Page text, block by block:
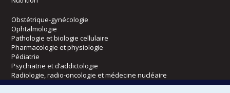
Obstétrique-gynécologie
Ophtalmologie
Pathologie et biologie cellulaire
Pharmacologie et physiologie
Pédiatrie
Psychiatrie et d’addictologie
Radiologie, radio-oncologie et médecine nucléaire